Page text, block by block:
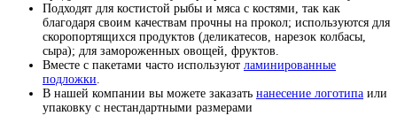
Подходят для костистой рыбы и мяса с костями, так как
благодаря своим качествам прочны на прокол; используются для
скоропортящихся продуктов (деликатесов, нарезок колбасы,
сыра); для замороженных овощей, фруктов.
Вместе с пакетами часто используют ламинированные
подложки.
В нашей компании вы можете заказать нанесение логотипа или
упаковку с нестандартными размерами